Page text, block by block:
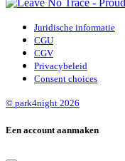
Juridische informatie
CGU
CGV
Privacybeleid
Consent choices
© park4night 2026
Een account aanmaken